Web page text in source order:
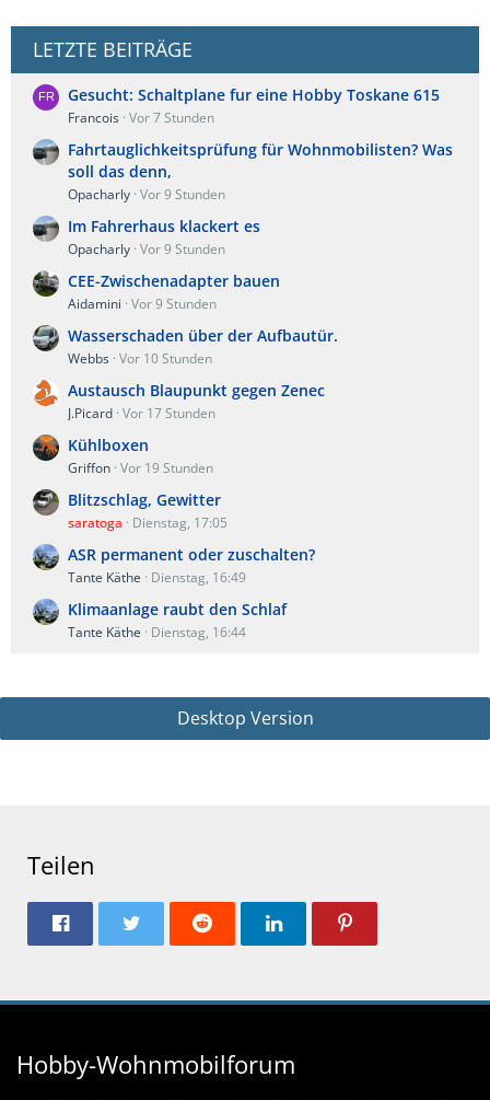
LETZTE BEITRÄGE
Gesucht: Schaltplane fur eine Hobby Toskane 615
Francois Vor 7 Stunden
Fahrtauglichkeitsprüfung für Wohnmobilisten? Was
soll das denn,
Opacharly Vor 9 Stunden
Im Fahrerhaus klackert es
Opacharly Vor 9 Stunden
CEE-Zwischenadapter bauen
Aidamini Vor 9 Stunden
Wasserschaden über der Aufbautür.
Webbs Vor 10 Stunden
Austausch Blaupunkt gegen Zenec
J.Picard Vor 17 Stunden
Kühlboxen
Griffon Vor 19 Stunden
Blitzschlag, Gewitter
saratoga Dienstag, 17:05
ASR permanent oder zuschalten?
Tante Käthe Dienstag, 16:49
Klimaanlage raubt den Schlaf
Tante Käthe Dienstag, 16:44
Desktop Version
Teilen
Hobby-Wohnmobilforum